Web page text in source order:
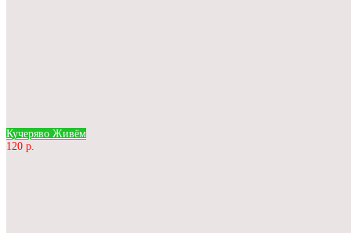
Кучеряво Живём
120 р.